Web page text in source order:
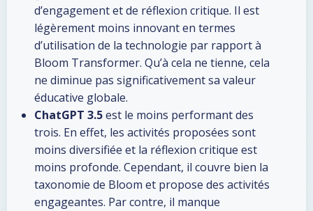
d’engagement et de réflexion critique. Il est
légèrement moins innovant en termes
d’utilisation de la technologie par rapport à
Bloom Transformer. Qu’à cela ne tienne, cela
ne diminue pas significativement sa valeur
éducative globale.
ChatGPT 3.5est le moins performant des
trois. En effet, les activités proposées sont
moins diversifiée et la réflexion critique est
moins profonde. Cependant, il couvre bien la
taxonomie de Bloom et propose des activités
engageantes. Par contre, il manque